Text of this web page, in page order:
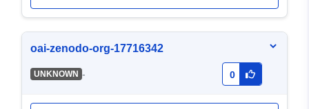
oai-zenodo-org-17716342
UNKNOWN - 0